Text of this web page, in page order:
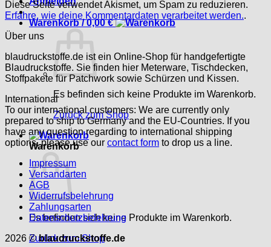
Warenkorb /0,00€
Es befinden sich keine Produkte im Warenkorb.
Zurück zum Shop
Warenkorb
Es befinden sich keine Produkte im Warenkorb.
Zurück zum Shop
Diese Seite verwendet Akismet, um Spam zu reduzieren.
Erfahre, wie deine Kommentardaten verarbeitet werden..
Über uns
blaudruckstoffe.de ist ein Online-Shop für handgefertigte
Blaudruckstoffe. Sie finden hier Meterware, Tischdecken,
Stoffpakete für Patchwork sowie Schürzen und Kissen.
International
To our international customers: We are currently only
prepared to ship to Germany and the EU-Countries. If you
have any question regarding to international shipping
options, please use our contact form to drop us a line.
Impressum
Versandarten
AGB
Widerrufsbelehrung
Zahlungsarten
Datenschutzbelehrung
2026 ©blaudruckstoffe.de